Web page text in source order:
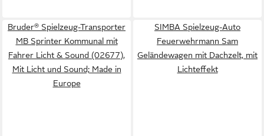
Bruder® Spielzeug-Transporter
MB Sprinter Kommunal mit
Fahrer Licht & Sound (02677),
Mit Licht und Sound; Made in
Europe
SIMBA Spielzeug-Auto
Feuerwehrmann Sam
Geländewagen mit Dachzelt, mit
Lichteffekt